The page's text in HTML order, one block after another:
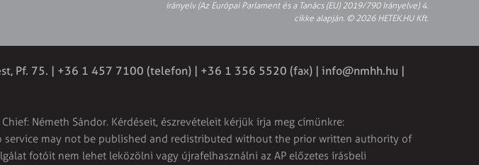
irányelv (Az Európai Parlament és a Tanács (EU) 2019/790 Irányelve) 4.
cikke alapján. © 2026 HETEK.HU Kft.
Pf. 75. | +36 1 457 7100 (telefon) | +36 1 356 5520 (fax) | info@nmhh.hu |
Németh Sándor. Kérdéseit, észrevételeit kérjük írja meg címünkre:
service may not be published and redistributed without the prior written authority of
fotóit nem lehet leközölni vagy újrafelhasználni az AP előzetes írásbeli